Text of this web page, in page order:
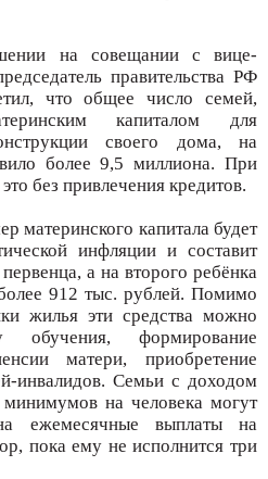
на совещании с вице-
правительства РФ
что общее число семей,
капиталом для
своего дома, на
более 9,5 миллиона. При
без привлечения кредитов.
материнского капитала будет
инфляции и составит
а на второго ребёнка
912 тыс. рублей. Помимо
жилья эти средства можно
обучения, формирование
матери, приобретение
инвалидов. Семьи с доходом
на человека могут
ежемесячные выплаты на
пока ему не исполнится три